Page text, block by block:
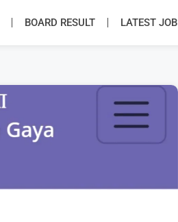
BOARD RESULT LATEST JOB